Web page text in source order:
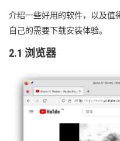
介绍一些好用的软件，以及值
自己的需要下载安装体验。
2.1 浏览器